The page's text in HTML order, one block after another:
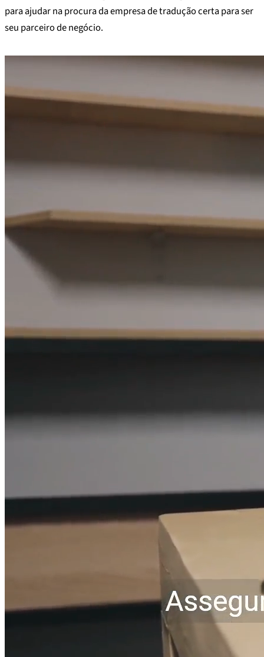
para ajudar na procura da empresa de tradução certa para ser
seu parceiro de negócio.